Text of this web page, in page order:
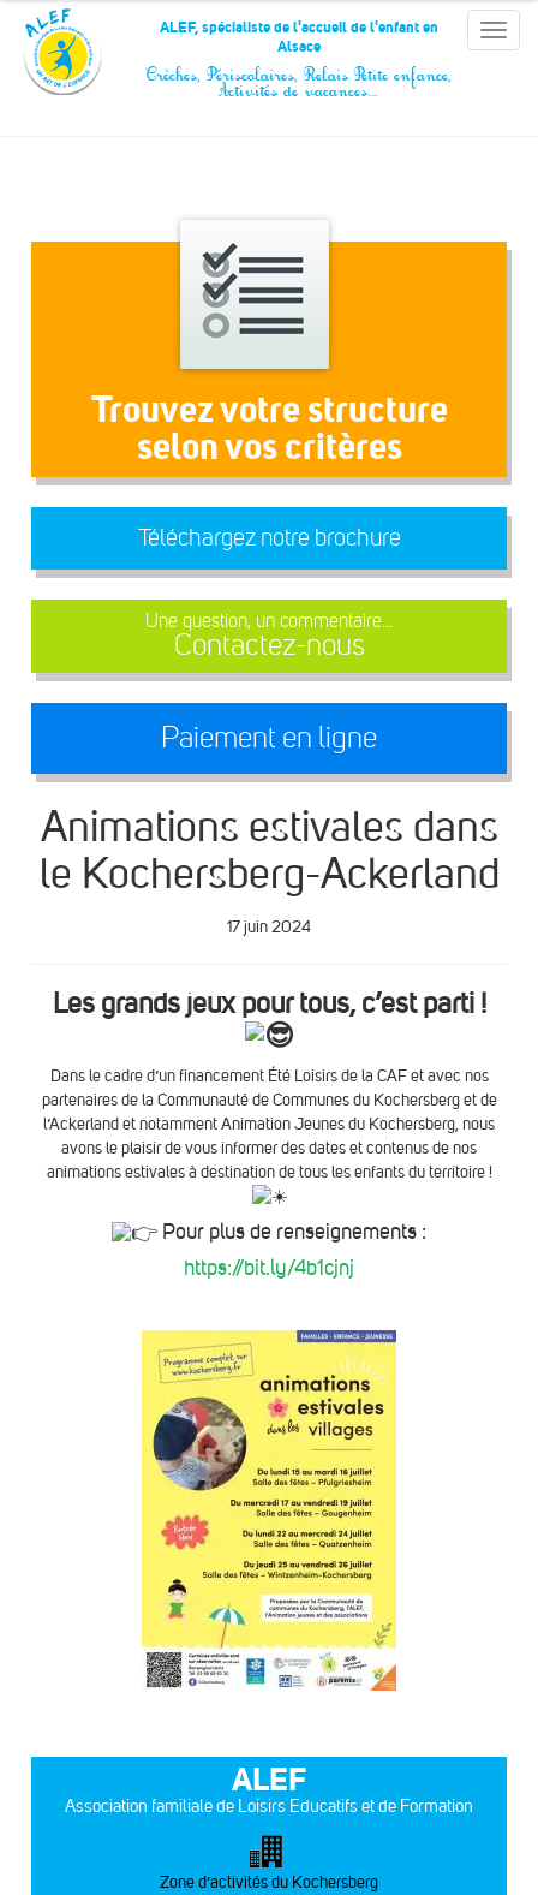
Panneau de gestion des cookies
Toggle
ALEF, spécialiste de l'accueil de l'enfant en
Alsace
Crèches, Périscolaires, Relais Petite enfance,
Activités de vacances…
Trouvez votre structure
selon vos critères
Téléchargez notre brochure
Une question, un commentaire...
Contactez-nous
Paiement en ligne
Animations estivales dans
le Kochersberg-Ackerland
17 juin 2024
Les grands jeux pour tous, c’est parti !
Dans le cadre d’un financement Été Loisirs de la CAF et avec nos
partenaires de la Communauté de Communes du Kochersberg et de
l’Ackerland et notamment Animation Jeunes du Kochersberg, nous
avons le plaisir de vous informer des dates et contenus de nos
animations estivales à destination de tous les enfants du territoire !
Pour plus de renseignements :
https://bit.ly/4b1cjnj
ALEF
Association familiale de Loisirs Educatifs et de Formation
Zone d’activités du Kochersberg